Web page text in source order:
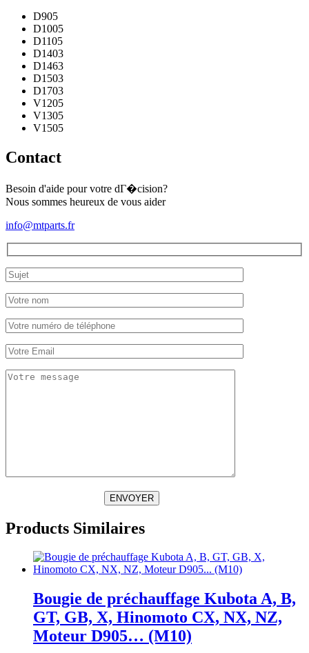
D905
D1005
D1105
D1403
D1463
D1503
D1703
V1205
V1305
V1505
Contact
Besoin d'aide pour votre dГ�cision?
Nous sommes heureux de vous aider
info@mtparts.fr
ENVOYER
Products Similaires
Bougie de préchauffage Kubota A, B,
GT, GB, X, Hinomoto CX, NX, NZ,
Moteur D905… (M10)